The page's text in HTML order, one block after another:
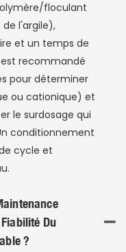
floculant
l'argile),
et un temps de
recommandé
pour déterminer
ou cationique) et
le surdosage qui
conditionnement
cycle et
Du
?